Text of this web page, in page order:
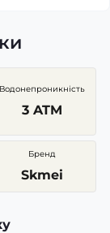
Водонепроникність
3 ATM
Бренд
Skmei